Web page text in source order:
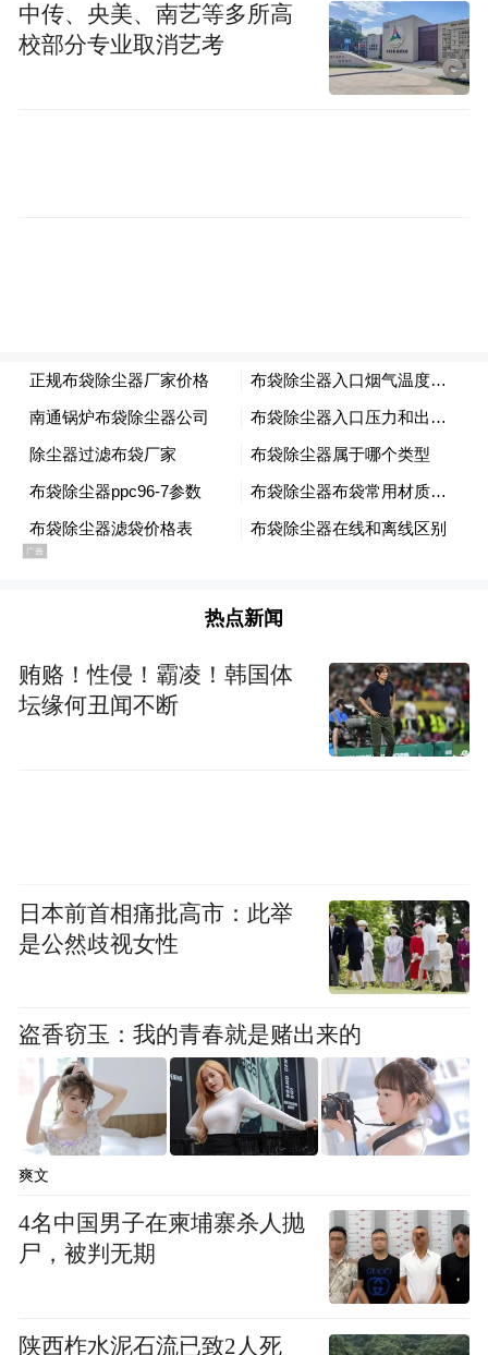
他表示，欧洲无法在这场冲突中提供帮助，
“伊朗不想与欧洲对话，而是想与美国对话，
前联合国武器检查员、美国科学和国际安全
研究所所长奥尔布赖特也对加巴德修改此前
发言的行为提出质疑，他估计伊朗至少需要
六个月的时间才能生产出无法通过导弹运载
的“粗糙核装置”，若要生产可通过导弹精准
报道指出，特朗普经常否认美国情报机构的
结论，他在首届任期内多次与美国情报机构
发生冲突，他和支持者曾多次在没有实际证
“特别声明：以上作品内容(包括在内的视频、图片或音
频)为凤凰网旗下自媒体平台“大风号”用户上传并发
布，本平台仅提供信息存储空间服务。
pictures and audios if any) is uploaded and posted
by the user of Dafeng Hao, which is a social media
platform and merely provides information storage
space services.”
中传、央美、南艺等多所高
校部分专业取消艺考
热点新闻
贿赂！性侵！霸凌！韩国体
坛缘何丑闻不断
日本前首相痛批高市：此举
是公然歧视女性
盗香窃玉：我的青春就是赌出来的
爽文
4名中国男子在柬埔寨杀人抛
尸，被判无期
陕西柞水泥石流已致2人死